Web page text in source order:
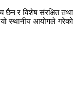
छैन र विशेष संरक्षित तथा
यो स्थानीय आयोगले गरेको